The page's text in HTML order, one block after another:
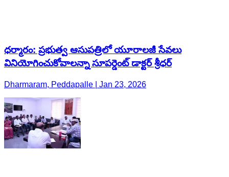
ధర్మారం: ప్రభుత్వ ఆసుపత్రిలో యూరాలజీ సేవలు
వినియోగించుకోవాలన్నా సూపర్డెంట్ డాక్టర్ శ్రీధర్
Dharmaram, Peddapalle | Jan 23, 2026